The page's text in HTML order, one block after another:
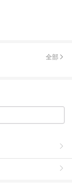
全部